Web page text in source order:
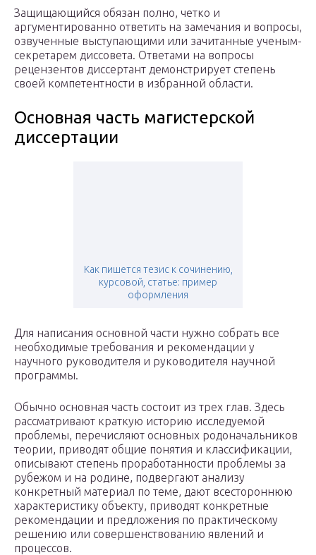
Защищающийся обязан полно, четко и
аргументированно ответить на замечания и вопросы,
озвученные выступающими или зачитанные ученым-
секретарем диссовета. Ответами на вопросы
рецензентов диссертант демонстрирует степень
своей компетентности в избранной области.
Основная часть магистерской
диссертации
Как пишется тезис к сочинению,
курсовой, статье: пример
оформления
Для написания основной части нужно собрать все
необходимые требования и рекомендации у
научного руководителя и руководителя научной
программы.
Обычно основная часть состоит из трех глав. Здесь
рассматривают краткую историю исследуемой
проблемы, перечисляют основных родоначальников
теории, приводят общие понятия и классификации,
описывают степень проработанности проблемы за
рубежом и на родине, подвергают анализу
конкретный материал по теме, дают всестороннюю
характеристику объекту, приводят конкретные
рекомендации и предложения по практическому
решению или совершенствованию явлений и
процессов.